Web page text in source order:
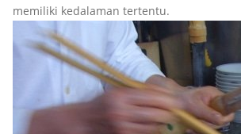
memiliki kedalaman tertentu.